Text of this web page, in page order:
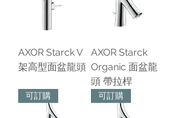
AXOR Starck V
架高型面盆龍頭
AXOR Starck
Organic 面盆龍
頭 帶拉桿
可訂購 可訂購